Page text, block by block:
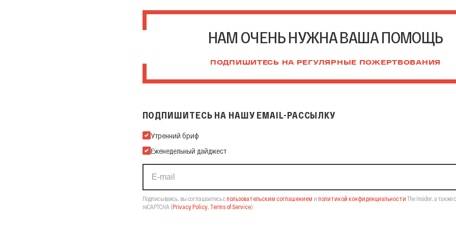
НАМ ОЧЕНЬ НУЖНА ВАША ПОМОЩЬ
ПОДПИШИТЕСЬ НА РЕГУЛЯРНЫЕ ПОЖЕРТВОВАНИЯ
ПОДПИШИТЕСЬ НА НАШУ EMAIL-РАССЫЛКУ
Подпишитесь на нашу Email-рассылку
Утренний бриф
Еженедельный дайджест
Подписываясь, вы соглашаетесь спользовательским соглашением и политикой конфиденциальности The Insider, а также
reCAPTCHA (Privacy Policy, Terms of Service).